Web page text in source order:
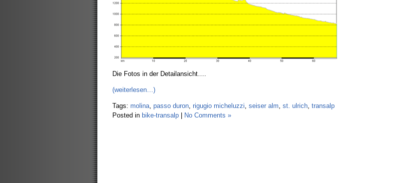
Die Fotos in der Detailansicht….
(weiterlesen…)
Tags: molina, passo duron, rigugio micheluzzi, seiser alm, st. ulrich, transalp
Posted in bike-transalp| No Comments »